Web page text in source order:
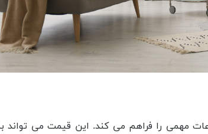
مهمی را فراهم می کند. این قیمت می